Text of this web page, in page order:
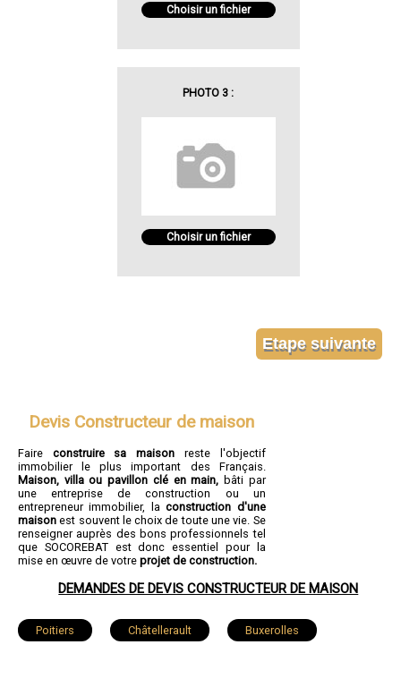
Choisir un fichier
PHOTO 3 :
Choisir un fichier
Devis Constructeur de maison
Faire construire sa maison reste l'objectif
immobilier le plus important des Français.
Maison, villa ou pavillon clé en main, bâti par
une entreprise de construction ou un
entrepreneur immobilier, laconstruction d'une
maison est souvent le choix de toute une vie. Se
renseigner auprès des bons professionnels tel
que SOCOREBAT est donc essentiel pour la
mise en œuvre de votre projet de construction.
DEMANDES DE DEVIS CONSTRUCTEUR DE MAISON
Poitiers Châtellerault Buxerolles